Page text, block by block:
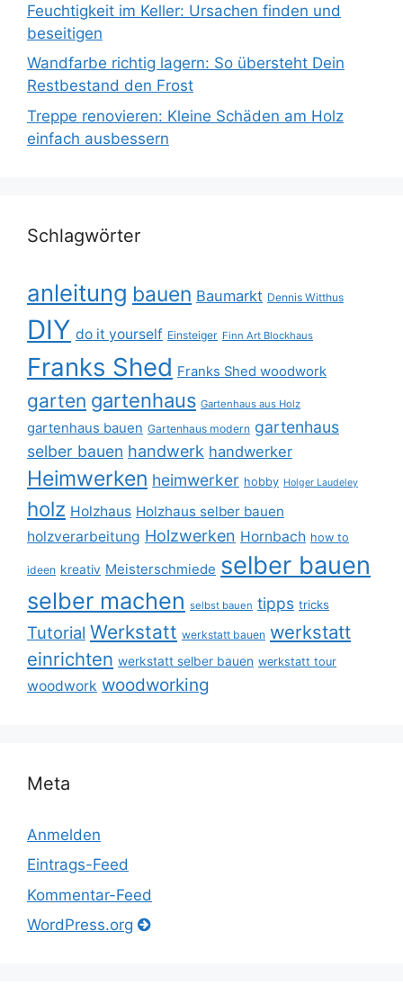
Feuchtigkeit im Keller: Ursachen finden und
beseitigen
Wandfarbe richtig lagern: So übersteht Dein
Restbestand den Frost
Treppe renovieren: Kleine Schäden am Holz
einfach ausbessern
Schlagwörter
anleitung bauen Baumarkt Dennis Witthus
DIY do it yourself Einsteiger Finn Art Blockhaus
Franks Shed Franks Shed woodwork
garten gartenhaus Gartenhaus aus Holz
gartenhaus bauen Gartenhaus modern gartenhaus
selber bauen handwerk handwerker
Heimwerken heimwerker hobby Holger Laudeley
holz Holzhaus Holzhaus selber bauen
holzverarbeitung Holzwerken Hornbach how to
ideen kreativ Meisterschmiede selber bauen
selber machen selbst bauen tipps tricks
Tutorial Werkstatt werkstatt bauen werkstatt
einrichten werkstatt selber bauen werkstatt tour
woodwork woodworking
Meta
Anmelden
Eintrags-Feed
Kommentar-Feed
WordPress.org